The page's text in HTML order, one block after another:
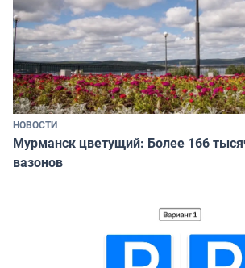
НОВОСТИ
Мурманск цветущий: Более 166
вазонов